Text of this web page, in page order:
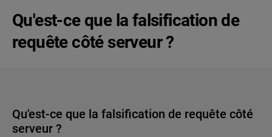
Qu'est-ce que la falsification de
requête côté serveur ?
Qu'est-ce que la falsification de requête côté
serveur ?